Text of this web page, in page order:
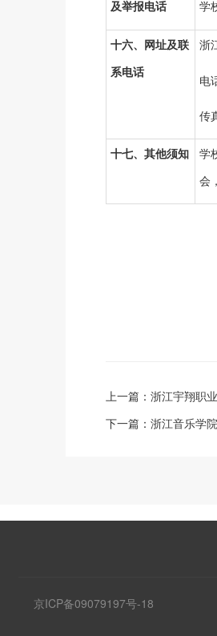
及举报电话 学
十六、网址及联
系电话
浙
电
传
十七、其他须知 学
会
上一篇： 浙江宇翔职
下一篇： 浙江音乐学
京ICP备09079197号-18